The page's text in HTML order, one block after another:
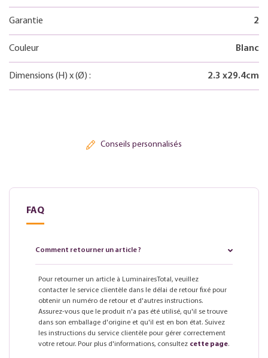
Garantie 2
Couleur Blanc
Dimensions (H) x(Ø) : 2.3 x29.4cm
Conseils personnalisés
FAQ
Comment retourner un article ?
Pour retourner un article à LuminairesTotal, veuillez
contacter le service clientèle dans le délai de retour fixé pour
obtenir un numéro de retour et d'autres instructions.
Assurez-vous que le produit n'a pas été utilisé, qu'il se trouve
dans son emballage d'origine et qu'il est en bon état. Suivez
les instructions du service clientèle pour gérer correctement
votre retour. Pour plus d'informations, consultez cette page.